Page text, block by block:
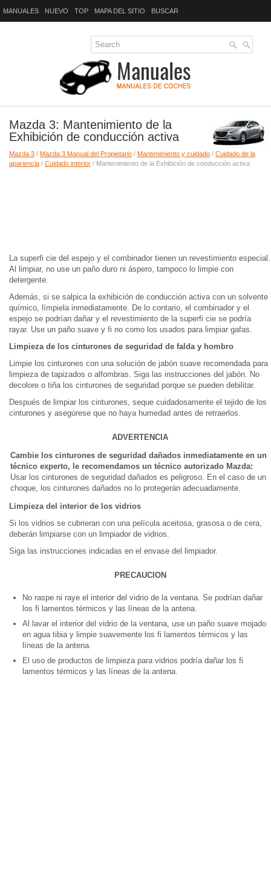
MANUALES NUEVO TOP MAPA DEL SITIO BUSCAR
Mazda 3: Mantenimiento de la
Exhibición de conducción activa
Mazda 3 / Mazda 3 Manual del Propietario / Mantenimiento y cuidado / Cuidado de la
apariencia / Cuidado interior / Mantenimiento de la Exhibición de conducción activa
La superfi cie del espejo y el combinador tienen un revestimiento especial.
Al limpiar, no use un paño duro ni áspero, tampoco lo limpie con
detergente.
Además, si se salpica la exhibición de conducción activa con un solvente
químico, límpiela inmediatamente. De lo contario, el combinador y el
espejo se podrían dañar y el revestimiento de la superfi cie se podría
rayar. Use un paño suave y fi no como los usados para limpiar gafas.
Limpieza de los cinturones de seguridad de falda y hombro
Limpie los cinturones con una solución de jabón suave recomendada para
limpieza de tapizados o alfombras. Siga las instrucciones del jabón. No
decolore o tiña los cinturones de seguridad porque se pueden debilitar.
Después de limpiar los cinturones, seque cuidadosamente el tejido de los
cinturones y asegúrese que no haya humedad antes de retraerlos.
ADVERTENCIA
Cambie los cinturones de seguridad dañados inmediatamente en un
técnico experto, le recomendamos un técnico autorizado Mazda:
Usar los cinturones de seguridad dañados es peligroso. En el caso de un
choque, los cinturones dañados no lo protegerán adecuadamente.
Limpieza del interior de los vidrios
Si los vidrios se cubrieran con una película aceitosa, grasosa o de cera,
deberán limpiarse con un limpiador de vidrios.
Siga las instrucciones indicadas en el envase del limpiador.
PRECAUCION
No raspe ni raye el interior del vidrio de la ventana. Se podrían dañar
los fi lamentos térmicos y las líneas de la antena.
Al lavar el interior del vidrio de la ventana, use un paño suave mojado
en agua tibia y limpie suavemente los fi lamentos térmicos y las
líneas de la antena.
El uso de productos de limpieza para vidrios podría dañar los fi
lamentos térmicos y las líneas de la antena.